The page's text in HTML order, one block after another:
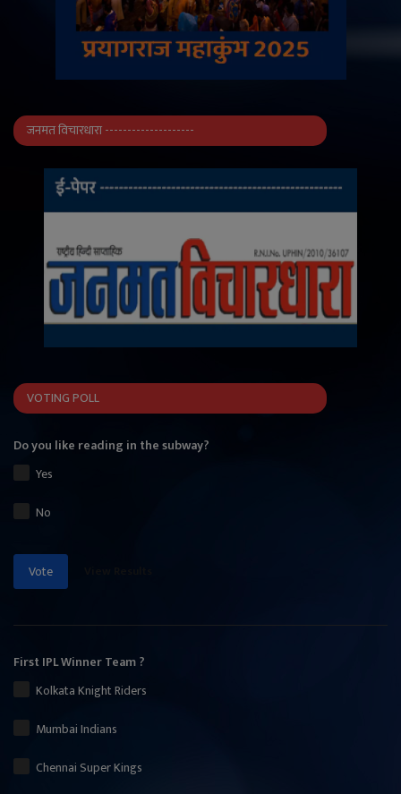
जनमत विचारधारा --------------------
VOTING POLL
Do you like reading in the subway?
Yes
No
Vote
First IPL Winner Team ?
Kolkata Knight Riders
Mumbai Indians
Chennai Super Kings